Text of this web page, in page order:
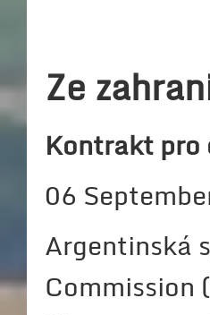
Ze
Kontrakt pro
06
Argentinská
Commission